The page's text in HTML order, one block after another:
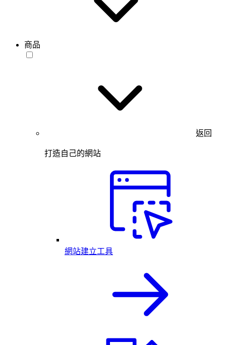
商品
返回
打造自己的網站
網站建立工具